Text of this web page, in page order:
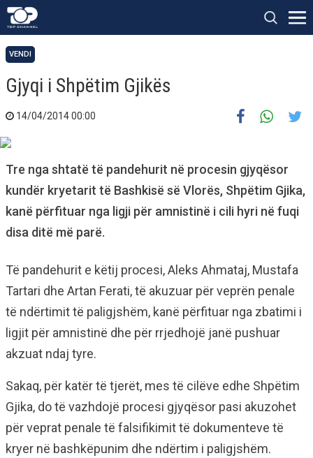
VENDI
Gjyqi i Shpëtim Gjikës
14/04/2014 00:00
Tre nga shtatë të pandehurit në procesin gjyqësor
kundër kryetarit të Bashkisë së Vlorës, Shpëtim Gjika,
kanë përfituar nga ligji për amnistinë i cili hyri në fuqi
disa ditë më parë.
Të pandehurit e këtij procesi, Aleks Ahmataj, Mustafa
Tartari dhe Artan Ferati, të akuzuar për veprën penale
të ndërtimit të paligjshëm, kanë përfituar nga zbatimi i
ligjit për amnistinë dhe për rrjedhojë janë pushuar
akzuat ndaj tyre.
Sakaq, për katër të tjerët, mes të cilëve edhe Shpëtim
Gjika, do të vazhdojë procesi gjyqësor pasi akuzohet
për veprat penale të falsifikimit të dokumenteve të
kryer në bashkëpunim dhe ndërtim i paligjshëm.